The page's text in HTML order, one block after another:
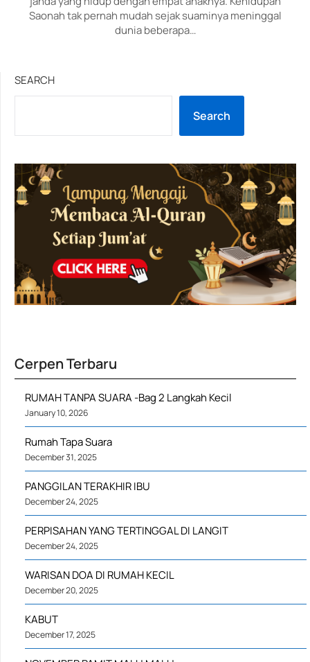
Saonah tak pernah mudah sejak suaminya meninggal
dunia beberapa…
SEARCH
Search
Cerpen Terbaru
RUMAH TANPA SUARA -Bag 2 Langkah Kecil
January 10, 2026
Rumah Tapa Suara
December 31, 2025
PANGGILAN TERAKHIR IBU
December 24, 2025
PERPISAHAN YANG TERTINGGAL DI LANGIT
December 24, 2025
WARISAN DOA DI RUMAH KECIL
December 20, 2025
KABUT
December 17, 2025